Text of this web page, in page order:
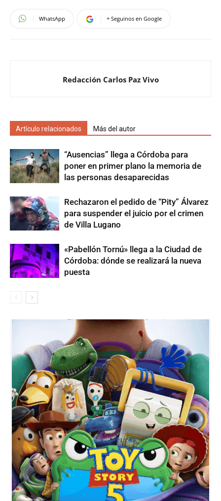
WhatsApp + Seguinos en Google
Redacción Carlos Paz Vivo
Artículo relacionados Más del autor
“Ausencias” llega a Córdoba para
poner en primer plano la memoria de
las personas desaparecidas
Rechazaron el pedido de “Pity” Álvarez
para suspender el juicio por el crimen
de Villa Lugano
«Pabellón Tornú» llega a la Ciudad de
Córdoba: dónde se realizará la nueva
puesta